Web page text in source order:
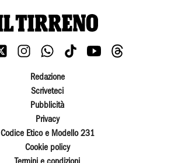
Redazione
Scriveteci
Pubblicità
Privacy
Codice Etico e Modello 231
Cookie policy